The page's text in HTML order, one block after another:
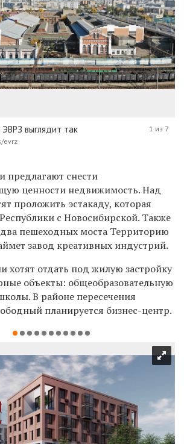
выглядит так
evrz
1 из 7
предлагают снести
ценности недвижимость. Над
проложить эстакаду, которая
с Новосибирской. Также
два пешеходных моста Территорию
завод креативных индустрий.
хотят отдать под жилую застройку
объекты: общеобразовательную
В районе пересечения
планируется бизнес-центр.